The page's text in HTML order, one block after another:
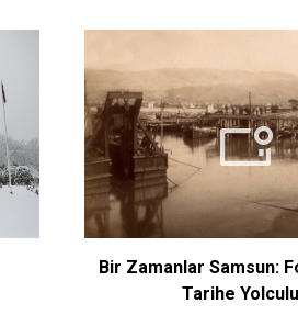
Bir Zamanlar Samsun:
Tarihe